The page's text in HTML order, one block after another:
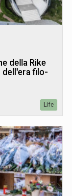
della Rike
dell'era filo-
Life